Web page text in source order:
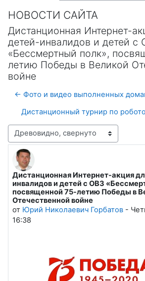
НОВОСТИ САЙТА
Дистанционная Интернет-
детей-инвалидов и детей с
«Бессмертный полк»,
летию Победы в Великой
войне
← Фото и видео выполненных
Дистанционный турнир по
Режим отображения
Дистанционная Интернет-акция
инвалидов и детей с ОВЗ
посвященной 75-летию Победы в
Отечественной войне
от Юрий Николаевич Горбатов -
16:38
Количество ответов: 0